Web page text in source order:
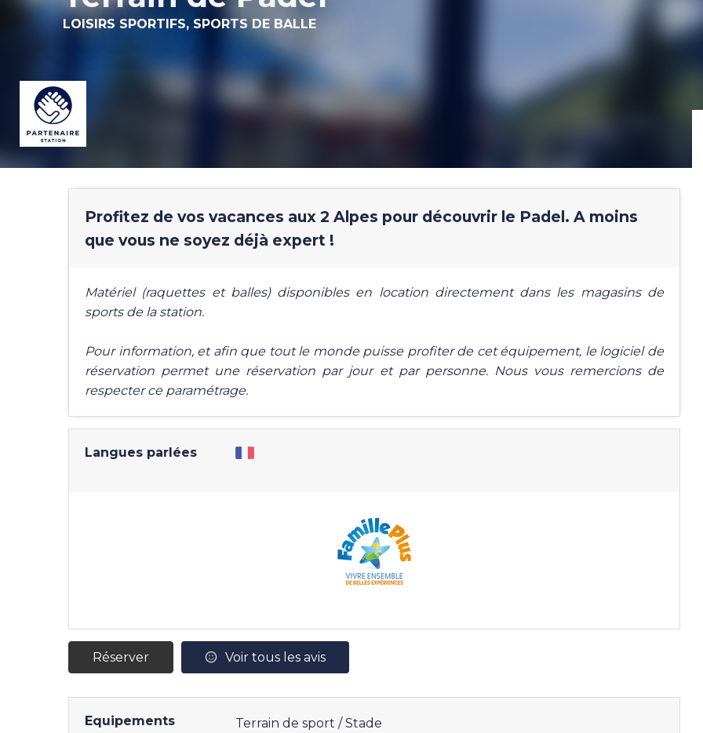
LOISIRS SPORTIFS, SPORTS DE BALLE
Profitez de vos vacances aux 2 Alpes pour découvrir le Padel. A moins
que vous ne soyez déjà expert !
Matériel (raquettes et balles) disponibles en location directement dans les magasins de
sports de la station.
Pour information, et afin que tout le monde puisse profiter de cet équipement, le logiciel de
réservation permet une réservation par jour et par personne. Nous vous remercions de
respecter ce paramétrage.
Langues parlées
Réserver Voir tous les avis
Equipements Terrain de sport / Stade